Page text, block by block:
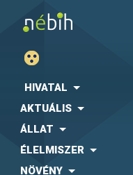
HIVATAL
AKTUÁLIS
ÁLLAT
ÉLELMISZER
NÖVÉNY